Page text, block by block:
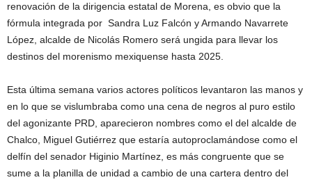
renovación de la dirigencia estatal de Morena, es obvio que la
fórmula integrada por Sandra Luz Falcón y Armando Navarrete
López, alcalde de Nicolás Romero será ungida para llevar los
destinos del morenismo mexiquense hasta 2025.
Esta última semana varios actores políticos levantaron las manos y
en lo que se vislumbraba como una cena de negros al puro estilo
del agonizante PRD, aparecieron nombres como el del alcalde de
Chalco, Miguel Gutiérrez que estaría autoproclamándose como el
delfín del senador Higinio Martínez, es más congruente que se
sume a la planilla de unidad a cambio de una cartera dentro del